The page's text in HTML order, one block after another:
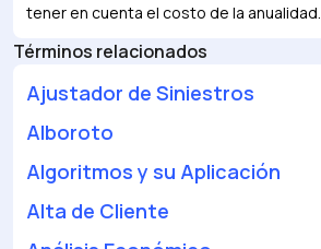
tener en cuenta el costo de la anualidad.
Términos relacionados
Ajustador de Siniestros
Alboroto
Algoritmos y su Aplicación
Alta de Cliente